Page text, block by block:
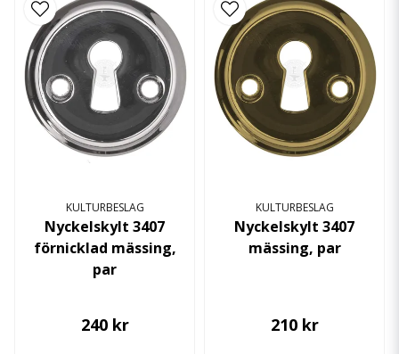
KULTURBESLAG
Nyckelskylt 3407
förnicklad mässing,
par
240 kr
KULTURBESLAG
Nyckelskylt 3407
mässing, par
210 kr